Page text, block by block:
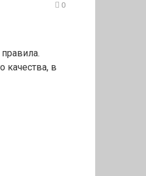
0
качества, в